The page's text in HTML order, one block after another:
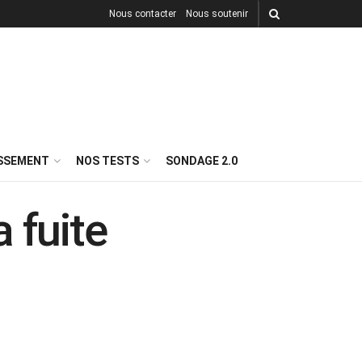
Nous contacter Nous soutenir
NOS TESTS SONDAGE 2.0
fuite